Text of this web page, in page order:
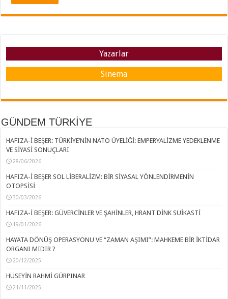
Yazarlar
Sinema
GÜNDEM TÜRKİYE
HAFIZA-İ BEŞER: TÜRKİYE’NİN NATO ÜYELİĞİ: EMPERYALİZME YEDEKLENME
VE SİYASİ SONUÇLARI
28/06/2026
HAFIZA-İ BEŞER SOL LİBERALİZM: BİR SİYASAL YÖNLENDİRMENİN
OTOPSİSİ
30/03/2026
HAFIZA-İ BEŞER: GÜVERCİNLER VE ŞAHİNLER, HRANT DİNK SUİKASTİ
19/01/2026
HAYATA DÖNÜŞ OPERASYONU VE “ZAMAN AŞIMI”: MAHKEME BİR İKTİDAR
ORGANI MIDIR ?
20/12/2025
HÜSEYİN RAHMİ GÜRPINAR
21/11/2025